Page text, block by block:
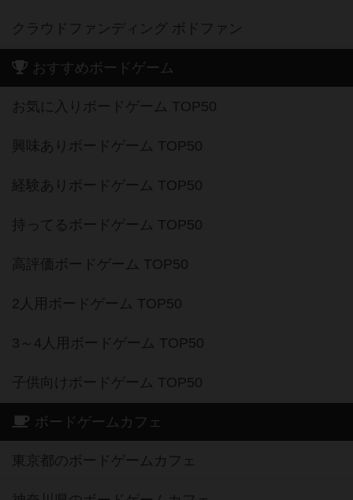
クラウドファンディング ボドファン
おすすめボードゲーム
お気に入りボードゲーム TOP50
興味ありボードゲーム TOP50
経験ありボードゲーム TOP50
持ってるボードゲーム TOP50
高評価ボードゲーム TOP50
2人用ボードゲーム TOP50
3～4人用ボードゲーム TOP50
子供向けボードゲーム TOP50
ボードゲームカフェ
東京都のボードゲームカフェ